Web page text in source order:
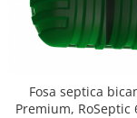
Fosa septica
Premium, RoSeptic